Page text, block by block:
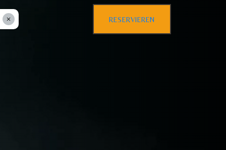
RESERVIEREN